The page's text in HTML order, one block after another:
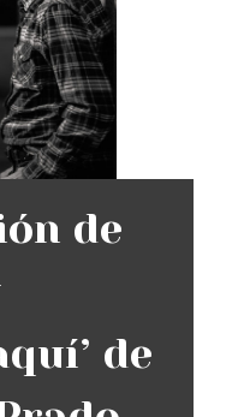
de
de